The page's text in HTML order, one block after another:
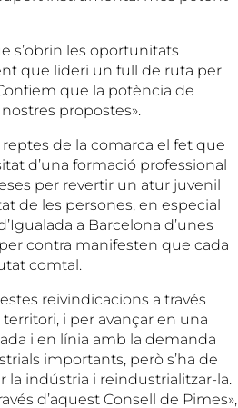
s’obrin les oportunitats
que lideri un full de ruta per
que la potència de
propostes».
de la comarca el fet que
d’una formació professional
per revertir un atur juvenil
de les persones, en especial
a Barcelona d’unes
contra manifesten que cada
comtal.
reivindicacions a través
i per avançar en una
i en línia amb la demanda
importants, però s’ha de
la indústria i reindustrialitzar-la.
d’aquest Consell de Pimes»,